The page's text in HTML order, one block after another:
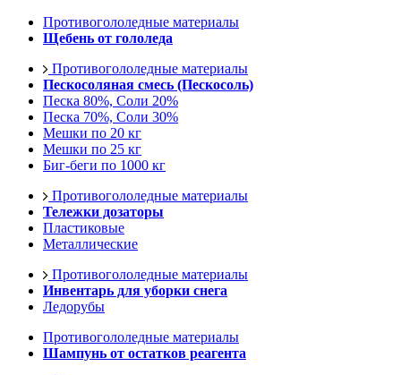
Противогололедные материалы
Щебень от гололеда
Противогололедные материалы
Пескосоляная смесь (Пескосоль)
Песка 80%, Соли 20%
Песка 70%, Соли 30%
Мешки по 20 кг
Мешки по 25 кг
Биг-беги по 1000 кг
Противогололедные материалы
Тележки дозаторы
Пластиковые
Металлические
Противогололедные материалы
Инвентарь для уборки снега
Ледорубы
Противогололедные материалы
Шампунь от остатков реагента